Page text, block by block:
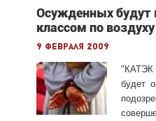
Осужденных будут
классом по воздуху
9 февраля 2009
"КАТЭК
будет